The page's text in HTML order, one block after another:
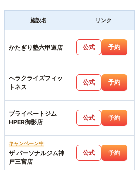
施設名 リンク
かたぎり塾六甲道店 公式 予約
ヘラクライズフィッ
トネス
公式 予約
プライベートジム
HPER御影店
公式 予約
キャンペーン中
ザ パーソナルジム神
戸三宮店
公式 予約